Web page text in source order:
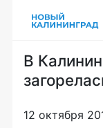
В
12 октября